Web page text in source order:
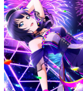
ゲ
ー
シ
ョ
ン